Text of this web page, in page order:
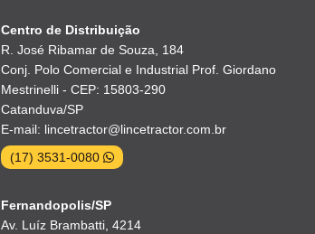
Centro de Distribuição
R. José Ribamar de Souza, 184
Conj. Polo Comercial e Industrial Prof. Giordano
Mestrinelli - CEP: 15803-290
Catanduva/SP
E-mail: lincetractor@lincetractor.com.br
(17) 3531-0080
Fernandopolis/SP
Av. Luíz Brambatti, 4214